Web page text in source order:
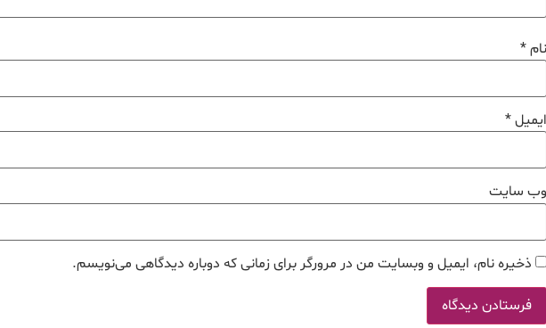
نام*
ایمیل*
وب‌ سایت
ذخیره نام، ایمیل و وبسایت من در مرورگر برای زمانی که دوباره دیدگاهی می‌نویسم.